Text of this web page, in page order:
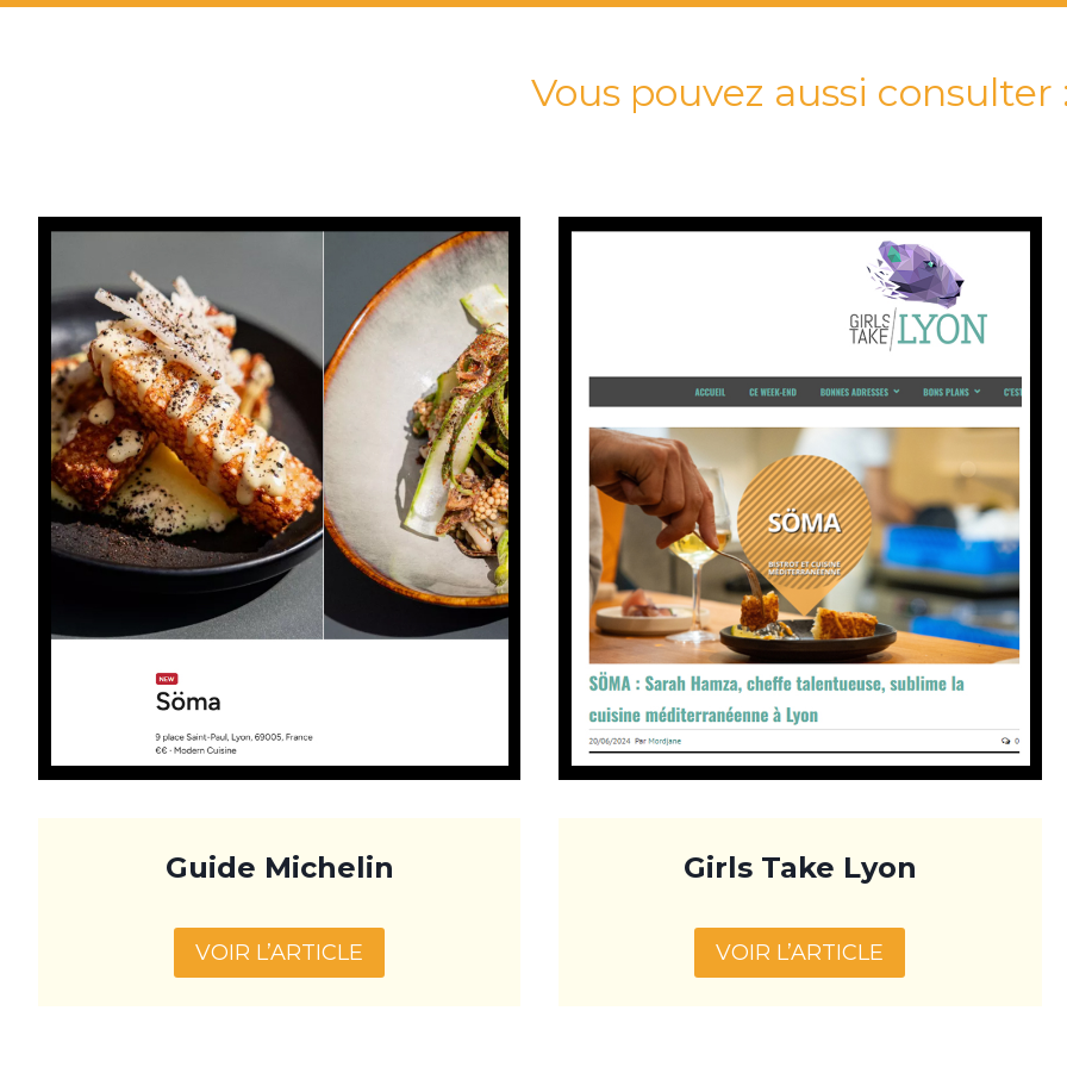
Vous pouvez aussi consulter
Guide Michelin
VOIR L’ARTICLE
Girls Take Lyon
VOIR L’ARTICLE